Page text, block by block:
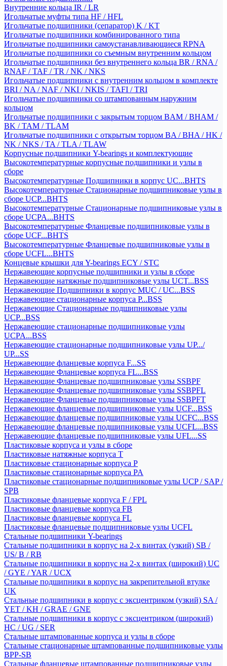
Внутренние кольца IR / LR
Игольчатые муфты типа HF / HFL
Игольчатые подшипники (сепаратор) K / KT
Игольчатые подшипники комбинированного типа
Игольчатые подшипники самоустанавливающиеся RPNA
Игольчатые подшипники со съемным внутренним кольцом
Игольчатые подшипники без внутреннего кольца BR / RNA /
RNAF / TAF / TR / NK / NKS
Игольчатые подшипники с внутренним кольцом в комплекте
BRI / NA / NAF / NKI / NKIS / TAFI / TRI
Игольчатые подшипники со штампованным наружним
кольцом
Игольчатые подшипники с закрытым торцом BAM / BHAM /
BK / TAM / TLAM
Игольчатые подшипники с открытым торцом BA / BHA / HK /
NK / NKS / TA / TLA / TLAW
Корпусные подшипники Y-bearings и комплектующие
Высокотемпературные корпусные подшипники и узлы в
сборе
Высокотемпературные Подшипники в корпус UC...BHTS
Высокотемпературные Стационарные подшипниковые узлы в
сборе UCP...BHTS
Высокотемпературные Стационарные подшипниковые узлы в
сборе UCPA...BHTS
Высокотемпературные Фланцевые подшипниковые узлы в
сборе UCF...BHTS
Высокотемпературные Фланцевые подшипниковые узлы в
сборе UCFL...BHTS
Концевые крышки для Y-bearings ECY / STC
Нержавеющие корпусные подшипники и узлы в сборе
Нержавеющие натяжные подшипниковые узлы UCT...BSS
Нержавеющие Подшипники в корпус MUC / UC...BSS
Нержавеющие стационарные корпуса P...BSS
Нержавеющие Стационарные подшипниковые узлы
UCP...BSS
Нержавеющие стационарные подшипниковые узлы
UCPA...BSS
Нержавеющие стационарные подшипниковые узлы UP.../
UP...SS
Нержавеющие фланцевые корпуса F...SS
Нержавеющие Фланцевые корпуса FL...BSS
Нержавеющие Фланцевые подшипниковые узлы SSBPF
Нержавеющие Фланцевые подшипниковые узлы SSBPFL
Нержавеющие Фланцевые подшипниковые узлы SSBPFT
Нержавеющие фланцевые подшипниковые узлы UCF...BSS
Нержавеющие фланцевые подшипниковые узлы UCFC...BSS
Нержавеющие фланцевые подшипниковые узлы UCFL...BSS
Нержавеющие фланцевые подшипниковые узлы UFL...SS
Пластиковые корпуса и узлы в сборе
Пластиковые натяжные корпуса T
Пластиковые стационарные корпуса P
Пластиковые стационарные корпуса PA
Пластиковые стационарные подшипниковые узлы UCP / SAP /
SPB
Пластиковые фланцевые корпуса F / FPL
Пластиковые фланцевые корпуса FB
Пластиковые фланцевые корпуса FL
Пластиковые фланцевые подшипниковые узлы UCFL
Стальные подшипники Y-bearings
Стальные подшипники в корпус на 2-х винтах (узкий) SB /
US/ B / RB
Стальные подшипники в корпус на 2-х винтах (широкий) UC
/ GYE / YAR / UCX
Стальные подшипники в корпус на закрепительной втулке
UK
Стальные подшипники в корпус с эксцентриком (узкий) SA /
YET / KH / GRAE / GNE
Стальные подшипники в корпус с эксцентриком (широкий)
HC / UG / SER
Стальные штампованные корпуса и узлы в сборе
Стальные стационарные штампованные подшипниковые узлы
BPP-SB
Стальные фланцевые штампованные подшипниковые узлы